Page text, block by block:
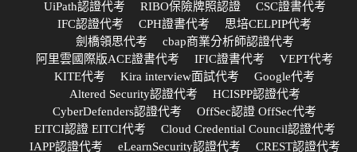
UiPath認證代考
RIBO保險牌照認證
CSC證書代考
IFC認證代考
CPH證書代考
思培CELPIP代考
劍橋領思代考
cbap商業分析師認證代考
阿里雲國際版ACE證書代考
IFIC證書代考
VEPT代考
KITE代考
Kira interview面試代考
Google代考
Altered Security認證代考
HCISPP認證代考
CyberDefenders認證代考
OffSec認證 OffSec代考
EITCI認證 EITCI代考
Cloud Credential Council認證代考
IAPP認證代考
eLearnSecurity認證代考
CREST認證代考